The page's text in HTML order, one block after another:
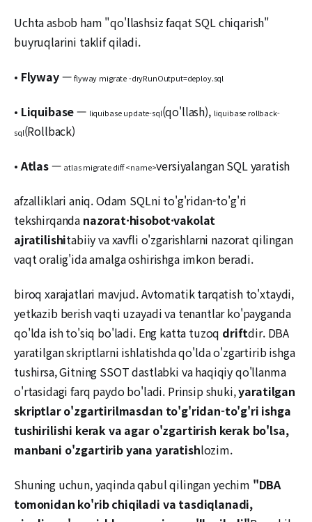
Uchta asbob ham "qo'llashsiz faqat SQL chiqarish"
buyruqlarini taklif qiladi.
• Flyway—flyway migrate -dryRunOutput=deploy.sql
• Liquibase— liquibase update-sql(qo'llash), liquibase rollback-
sql(Rollback)
• Atlas— atlas migrate diff <name>versiyalangan SQL yaratish
afzalliklari aniq. Odam SQLni to'g'ridan-to'g'ri
tekshirqanda nazorat·hisobot·vakolat
ajratilishitabiiy va xavfli o'zgarishlarni nazorat qilingan
vaqt oralig'ida amalga oshirishga imkon beradi.
biroq xarajatlari mavjud. Avtomatik tarqatish to'xtaydi,
yetkazib berish vaqti uzayadi va tenantlar ko'payganda
qo'lda ish to'siq bo'ladi. Eng katta tuzoq driftdir. DBA
yaratilgan skriptlarni ishlatishda qo'lda o'zgartirib ishga
tushirsa, Gitning SSOT dastlabki va haqiqiy qo'llanma
o'rtasidagi farq paydo bo'ladi. Prinsip shuki,yaratilgan
skriptlar o'zgartirilmasdan to'g'ridan-to'g'ri ishga
tushirilishi kerak va agar o'zgartirish kerak bo'lsa,
manbani o'zgartirib yana yaratishlozim.
Shuning uchun, yaqinda qabul qilingan yechim "DBA
tomonidan ko'rib chiqiladi va tasdiqlanadi,